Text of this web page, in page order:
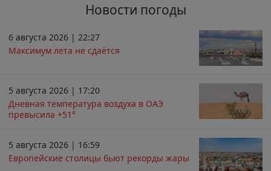
Новости погоды
6 августа 2026 | 22:27
Максимум лета не сдаётся
5 августа 2026 | 17:20
Дневная температура воздуха в ОАЭ
превысила +51°
5 августа 2026 | 16:59
Европейские столицы бьют рекорды жары